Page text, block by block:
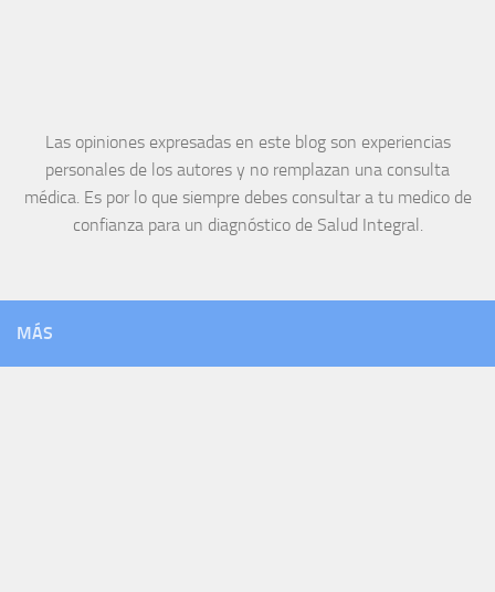
Las opiniones expresadas en este blog son experiencias
personales de los autores y no remplazan una consulta
médica. Es por lo que siempre debes consultar a tu medico de
confianza para un diagnóstico de Salud Integral.
MÁS